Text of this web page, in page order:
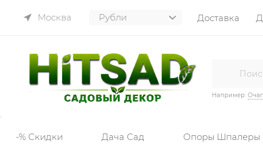
Москва Доставка
Например:
-% Скидки Дача Сад Опоры Шпалеры